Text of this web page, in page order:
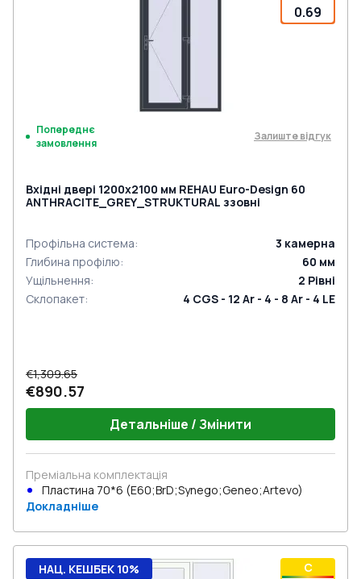
0.69
Попереднє
замовлення
Залиште відгук
Вхідні двері 1200x2100 мм REHAU Euro-Design 60
ANTHRACITE_GREY_STRUKTURAL ззовні
Профільна система: 3 камерна
Глибина профілю: 60 мм
Ущільнення: 2 Рівні
Склопакет: 4 CGS - 12 Ar - 4 - 8 Ar - 4 LE
€1,309.65
€890.57
Детальніше / Змінити
Преміальна комплектація
Пластина 70*6 (E60;BrD;Synego;Geneo;Artevo)
Докладніше
C
НАЦ. КЕШБЕК 10%